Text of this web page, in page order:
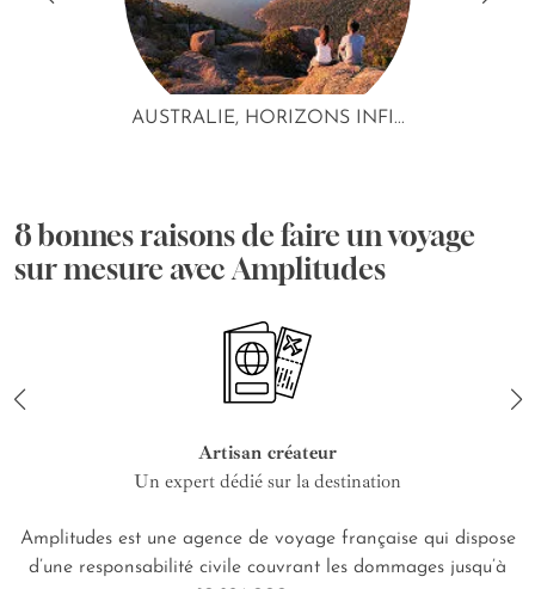
AUSTRALIE, HORIZONS INFI...
8 bonnes raisons de faire un voyage
sur mesure avec Amplitudes
Artisan créateur
Un expert dédié sur la destination
Amplitudes est une agence de voyage française qui dispose
d’une responsabilité civile couvrant les dommages jusqu’à